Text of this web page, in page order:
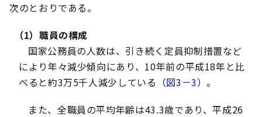
次のとおりである。
（1）職員の構成
国家公務員の人数は、引き続く定員抑制措置など
により年々減少傾向にあり、10年前の平成18年と比
べると約3万5千人減少している（図3－3）。
また、全職員の平均年齢は43.3歳であり、平成26